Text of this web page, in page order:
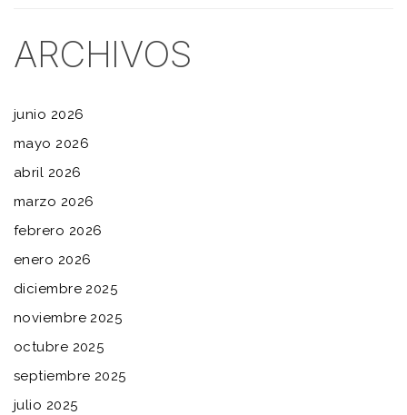
ARCHIVOS
junio 2026
mayo 2026
abril 2026
marzo 2026
febrero 2026
enero 2026
diciembre 2025
noviembre 2025
octubre 2025
septiembre 2025
julio 2025